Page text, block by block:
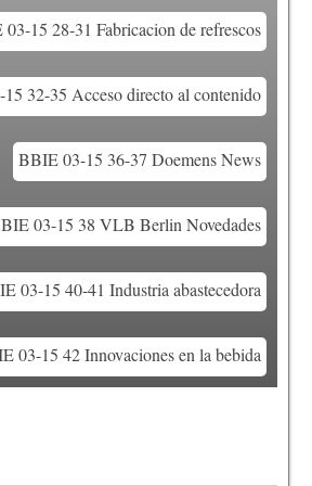
15 28-31 Fabricacion de refrescos
32-35 Acceso directo al contenido
BBIE 03-15 36-37 Doemens News
03-15 38 VLB Berlin Novedades
03-15 40-41 Industria abastecedora
03-15 42 Innovaciones en la bebida